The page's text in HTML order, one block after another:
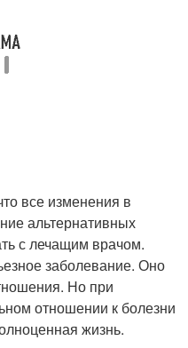
все изменения в
альтернативных
с лечащим врачом.
заболевание. Оно
Но при
отношении к болезни
жизнь.